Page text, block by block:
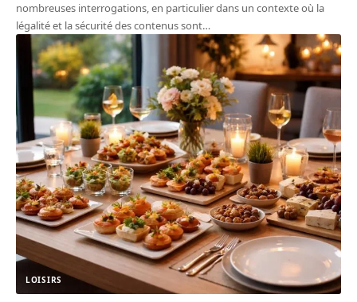
nombreuses interrogations, en particulier dans un contexte où la
légalité et la sécurité des contenus sont…
LOISIRS